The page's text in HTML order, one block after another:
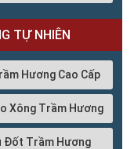
TỰ NHIÊN
Hương Cao Cấp
Xông Trầm Hương
Đốt Trầm Hương